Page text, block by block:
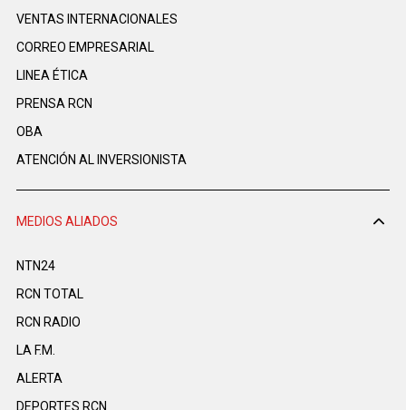
VENTAS INTERNACIONALES
CORREO EMPRESARIAL
LINEA ÉTICA
PRENSA RCN
OBA
ATENCIÓN AL INVERSIONISTA
MEDIOS ALIADOS
NTN24
RCN TOTAL
RCN RADIO
LA F.M.
ALERTA
DEPORTES RCN